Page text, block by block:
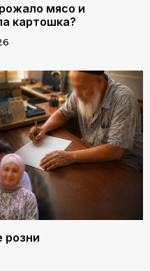
мясо и
картошка?
розни